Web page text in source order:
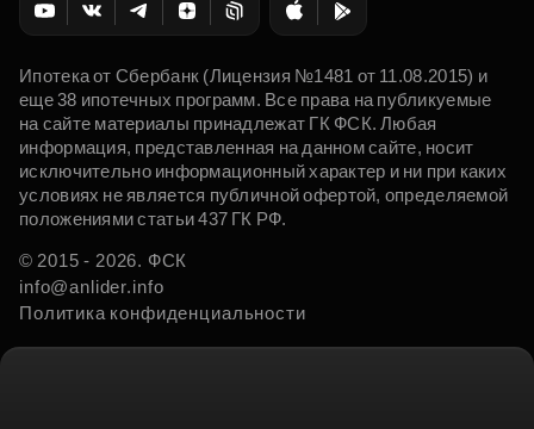
Ипотека от Сбербанк (Лицензия №1481 от 11.08.2015) и
еще 38 ипотечных программ. Все права на публикуемые
на сайте материалы принадлежат ГК ФСК. Любая
информация, представленная на данном сайте, носит
исключительно информационный характер и ни при каких
условиях не является публичной офертой, определяемой
положениями статьи 437 ГК РФ.
© 2015 - 2026. ФСК
info@anlider.info
Политика конфиденциальности